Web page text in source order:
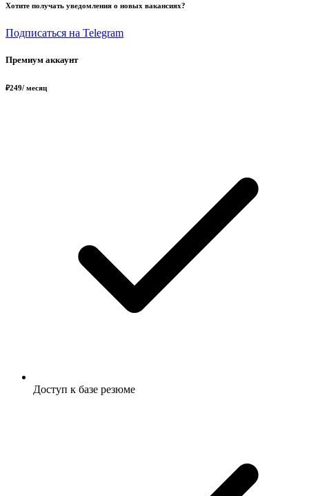
Хотите получать уведомления о новых вакансиях?
Подписаться на Telegram
Премиум аккаунт
₽249/ месяц
Доступ к базе резюме